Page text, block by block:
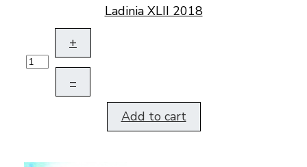
Ladinia XLII 2018
+
–
Add to cart